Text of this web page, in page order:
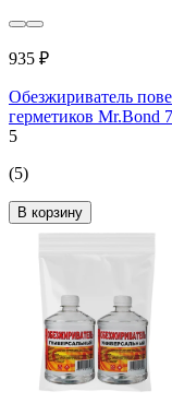
935 ₽
Обезжириватель
герметиков Mr.Bond
5
(5)
В корзину